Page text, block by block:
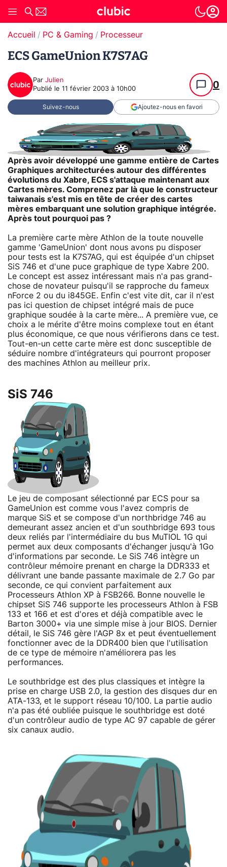
Accueil PC & Gaming Processeur
ECS GameUnion K7S7AG
Par Julien
Publié le 11 février 2003 à 10h00 0
Suivez-nous Ajoutez-nous en favori
Après avoir développé une gamme entière de Cartes
Graphiques architecturées autour des différentes
évolutions du Xabre, ECS s'attaque maintenant aux
Cartes mères. Comprenez par là que le constructeur
taiwanais s'est mis en tête de créer des cartes
mères embarquant une solution graphique intégrée.
Après tout pourquoi pas ?
La première carte mère Athlon de la toute nouvelle
gamme 'GameUnion' dont nous avons pu disposer
pour tests est la K7S7AG, qui est équipée d'un chipset
SiS 746 et d'une puce graphique de type Xabre 200.
Le concept est assez intéressant mais n'a pas grand-
chose de novateur puisqu'il se rapproche du fameux
nForce 2 ou du i845GE. Enfin c'est vite dit, car il n'est
pas ici question de chipset intégré mais de puce
graphique soudée à la carte mère... A première vue, ce
choix a le mérite d'être moins complexe tout en étant
plus économique, ce que nous vérifierons dans ce test.
Tout-en-un cette carte mère est donc susceptible de
séduire nombre d'intégrateurs qui pourront proposer
des machines Athlon au meilleur prix.
SiS 746
Le jeu de composant sélectionné par ECS pour sa
GameUnion est comme vous l'avez compris de
marque SiS et se compose d'un northbridge 746 au
demeurant assez ancien et d'un southbridge 693 tous
deux reliés par l'intermédiaire du bus MuTIOL 1G qui
permet aux deux composants d'échanger jusqu'à 1Go
d'informations par seconde. Le SiS 746 intègre un
contrôleur mémoire prenant en charge la DDR333 et
délivrant une bande passante maximale de 2.7 Go par
seconde, ce qui convient parfaitement aux
Processeurs Athlon XP à FSB266. Bonne nouvelle le
chipset SiS 746 supporte les processeurs Athlon à FSB
133 et 166 et est d'ores et déjà compatible avec le
Barton 3000+ via une simple mise à jour BIOS. Dernier
détail, le SiS 746 gère l'AGP 8x et peut éventuellement
fonctionner avec de la DDR400 bien que l'utilisation
de ce type de mémoire n'améliorera pas les
performances.
Le southbridge est des plus classiques et intègre la
prise en charge USB 2.0, la gestion des disques dur en
ATA-133, et le support réseau 10/100. La partie audio
n'a pas été oubliée puisque le southbridge est doté
d'un contrôleur audio de type AC 97 capable de gérer
six canaux audio.